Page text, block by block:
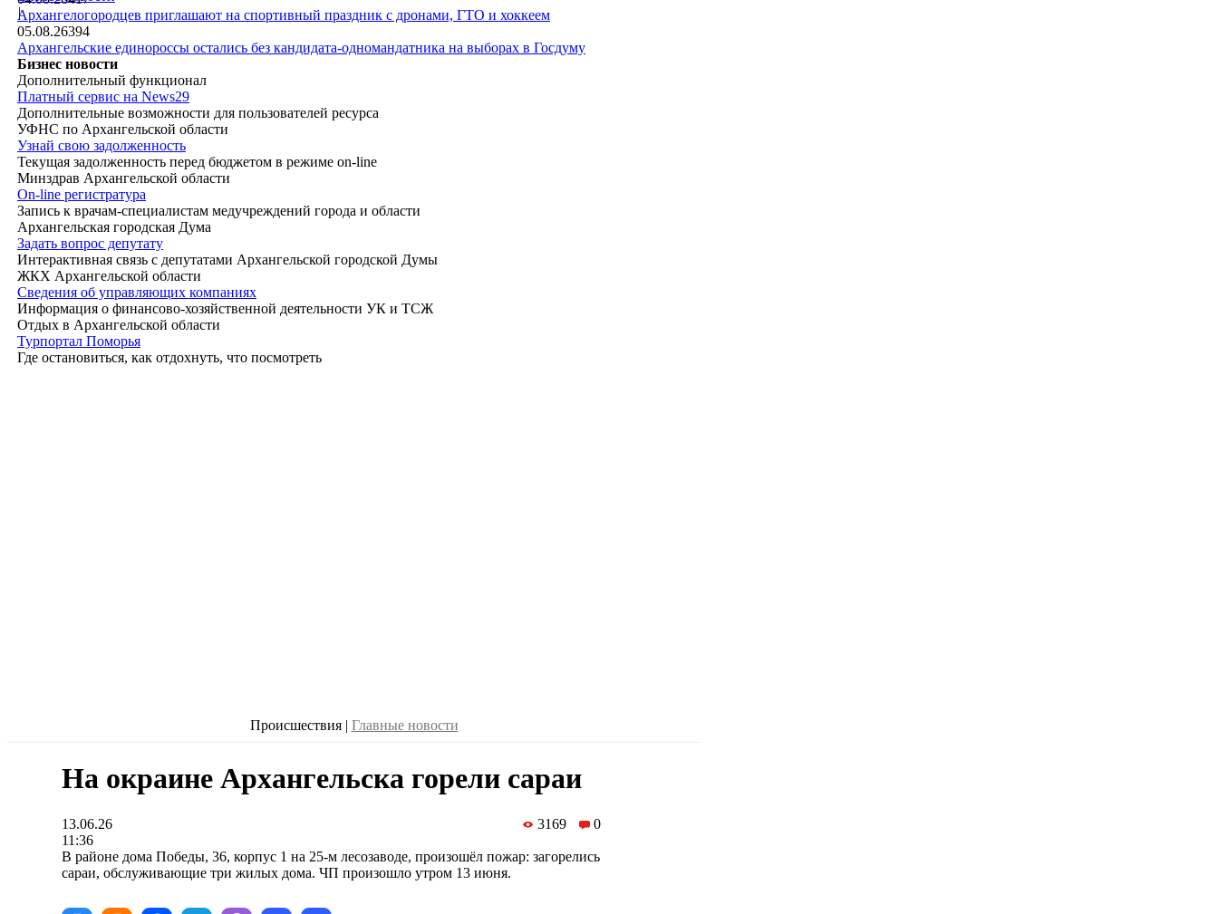
|Архангелогородцев приглашают на спортивный праздник с дронами, ГТО и хоккеем
05.08.26394
Архангельские единороссы остались без кандидата-одномандатника на выборах в Госдуму
Бизнес новости
Дополнительный функционал
Платный сервис на News29
Дополнительные возможности для пользователей ресурса
УФНС по Архангельской области
Узнай свою задолженность
Текущая задолженность перед бюджетом в режиме on-line
Минздрав Архангельской области
On-line регистратура
Запись к врачам-специалистам медучреждений города и области
Архангельская городская Дума
Задать вопрос депутату
Интерактивная связь с депутатами Архангельской городской Думы
ЖКХ Архангельской области
Сведения об управляющих компаниях
Информация о финансово-хозяйственной деятельности УК и ТСЖ
Отдых в Архангельской области
Турпортал Поморья
Где остановиться, как отдохнуть, что посмотреть
Происшествия | Главные новости
На окраине Архангельска горели сараи
13.06.26
11:36
3169 0
В районе дома Победы, 36, корпус 1 на 25-м лесозаводе, произошёл пожар: загорелись
сараи, обслуживающие три жилых дома. ЧП произошло утром 13 июня.